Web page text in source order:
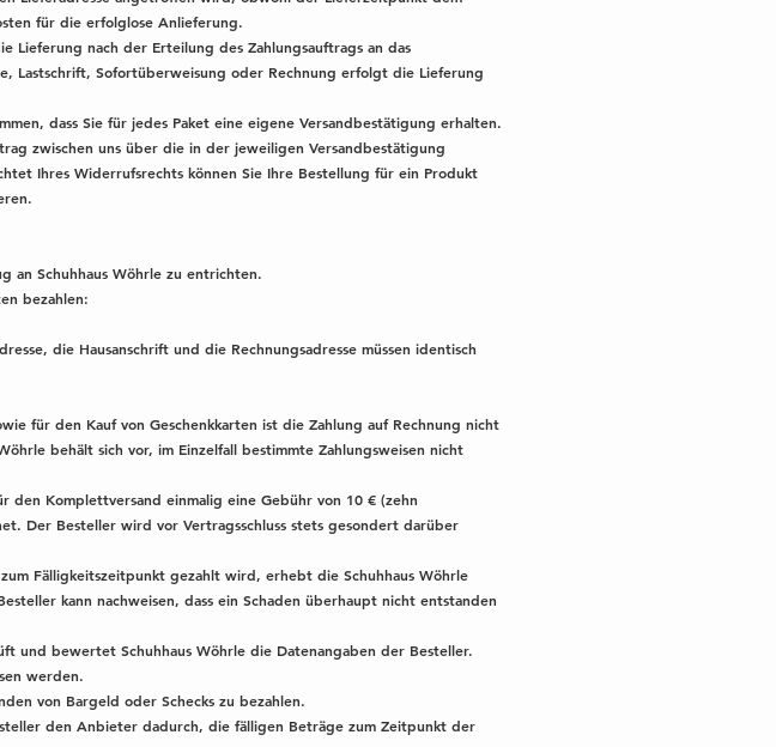
für die erfolglose Anlieferung.
Lieferung nach der Erteilung des Zahlungsauftrags an das
Lastschrift, Sofortüberweisung oder Rechnung erfolgt die Lieferung
dass Sie für jedes Paket eine eigene Versandbestätigung erhalten.
zwischen uns über die in der jeweiligen Versandbestätigung
Ihres Widerrufsrechts können Sie Ihre Bestellung für ein Produkt
an Schuhhaus Wöhrle zu entrichten.
bezahlen:
die Hausanschrift und die Rechnungsadresse müssen identisch
für den Kauf von Geschenkkarten ist die Zahlung auf Rechnung nicht
behält sich vor, im Einzelfall bestimmte Zahlungsweisen nicht
den Komplettversand einmalig eine Gebühr von 10 € (zehn
Der Besteller wird vor Vertragsschluss stets gesondert darüber
Fälligkeitszeitpunkt gezahlt wird, erhebt die Schuhhaus Wöhrle
kann nachweisen, dass ein Schaden überhaupt nicht entstanden
und bewertet Schuhhaus Wöhrle die Datenangaben der Besteller.
werden.
von Bargeld oder Schecks zu bezahlen.
den Anbieter dadurch, die fälligen Beträge zum Zeitpunkt der